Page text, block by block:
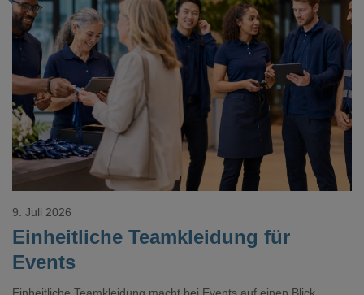
Loading...
Einheitliche Teamkleidung für
Events
9. Juli 2026
Einheitliche Teamkleidung macht bei Events auf einen Blick